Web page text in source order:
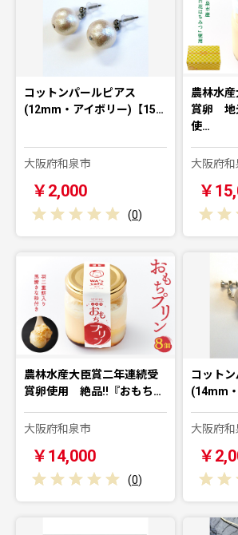
コットンパールピアス
(12mm・アイボリー)【15…
大阪府和泉市
￥2,000
(0)
農林水
賞卵 地
使…
大阪府和
￥
農林水産大臣賞二年連続受
賞卵使用 絶品!!『おもち…
大阪府和泉市
￥14,000
(0)
コット
(14mm
大阪府和
￥